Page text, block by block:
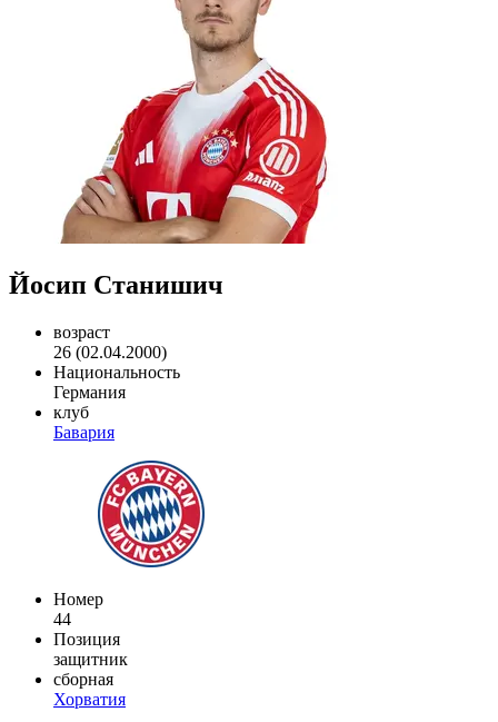
Йосип Станишич
возраст
26 (02.04.2000)
Национальность
Германия
клуб
Бавария
Номер
44
Позиция
защитник
сборная
Хорватия